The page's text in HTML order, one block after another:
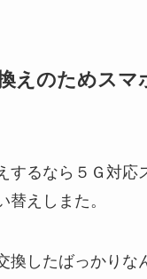
えのためスマ
するなら５Ｇ対応
替えしまた。
換したばっかりな